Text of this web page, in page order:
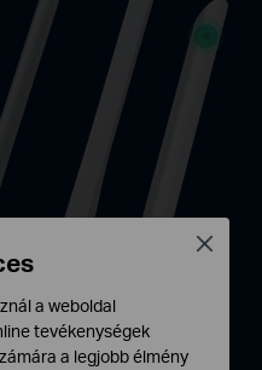
a weboldal
tevékenységek
a legjobb élmény
Close